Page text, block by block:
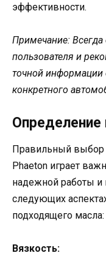
эффективности.
Примечание: Всегда
пользователя и
точной
конкретного
Определение
Правильный выбор
Phaeton играет
надежной работы и
следующих
подходящего масла:
Вязкость: